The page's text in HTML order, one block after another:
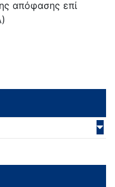
απόφασης επί